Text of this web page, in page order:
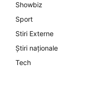
Showbiz
Sport
Stiri Externe
Știri naționale
Tech